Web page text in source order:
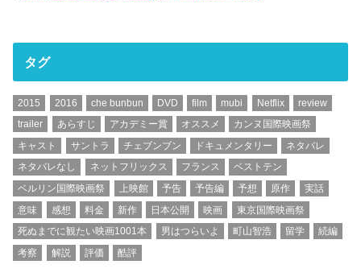
タグ
2015 2016 che bunbun DVD film mubi Netflix
review
trailer
あらすじ アカデミー賞 オススメ
カンヌ国際映画祭
キャスト
サントラ チェブンブン ドキュメンタリー
ネタバレ
ネタバレなし
ネットフリックス フランス
ベストテン
ベルリン国際映画祭
上映館 予告 予告編 予想 原作
実話
意味
感想 料金 新作 日本公開 映画
東京国際映画祭
死ぬまでに観たい映画1001本
男はつらいよ 町山智浩 留学
続編
考察
解説 評価 酷評